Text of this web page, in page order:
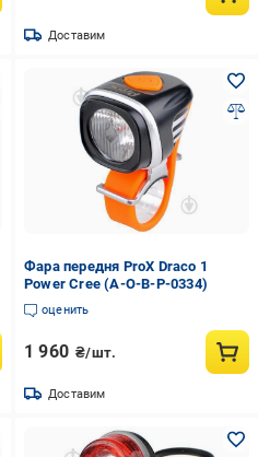
Доставим
Фара передня ProX Draco 1
Power Cree (A-O-B-P-0334)
оценить
1 960 ₴/шт.
Доставим